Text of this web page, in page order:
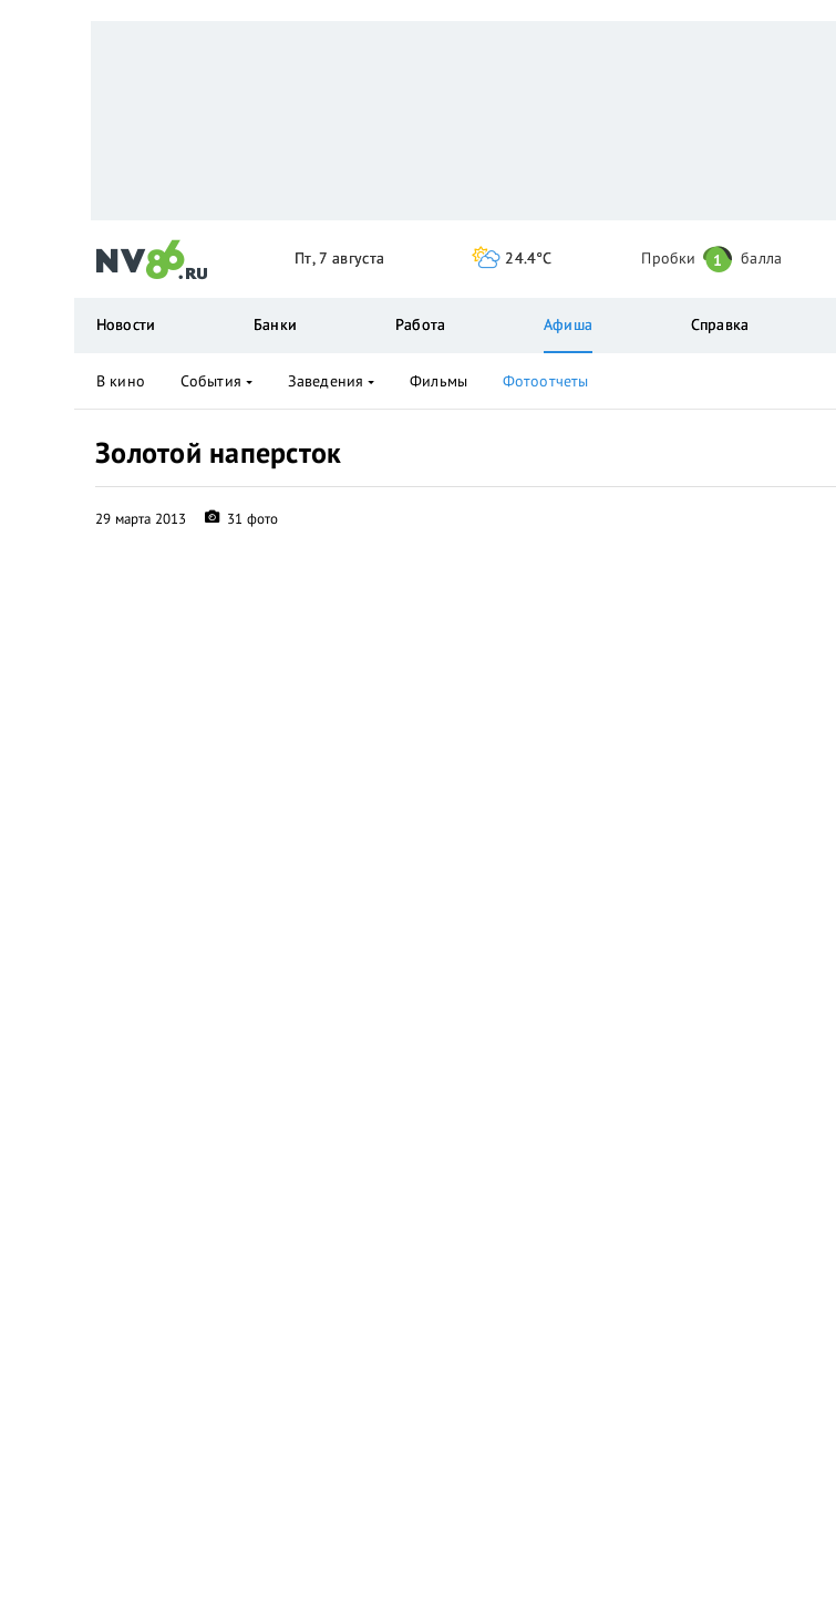
Золотой наперсток
29 марта 2013 31 фото
Пт, 7 августа 24.4°C Пробки 1 балла
Новости Банки Работа Афиша Справка
В кино События Заведения Фильмы Фотоотчеты